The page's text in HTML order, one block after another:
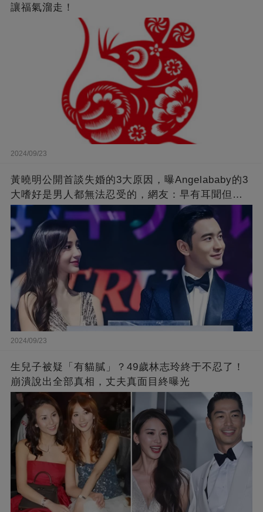
讓福氣溜走！
2024/09/23
黃曉明公開首談失婚的3大原因，曝Angelababy的3
大嗜好是男人都無法忍受的，網友：早有耳聞但想
不到那麼嚴重！
2024/09/23
生兒子被疑「有貓膩」？49歲林志玲終于不忍了！
崩潰說出全部真相，丈夫真面目終曝光